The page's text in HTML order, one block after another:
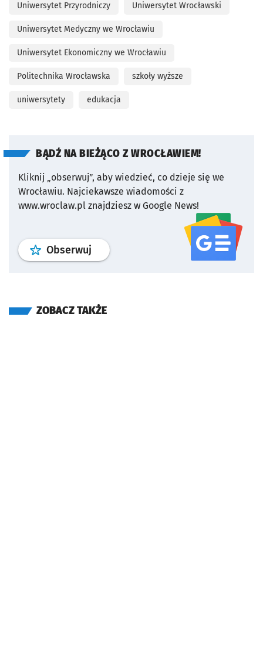
Uniwersytet Przyrodniczy Uniwersytet Wrocławski
Uniwersytet Medyczny we Wrocławiu
Uniwersytet Ekonomiczny we Wrocławiu
Politechnika Wrocławska szkoły wyższe
uniwersytety edukacja
BĄDŹ NA BIEŻĄCO Z WROCŁAWIEM!
Kliknij „obserwuj”, aby wiedzieć, co dzieje się we
Wrocławiu. Najciekawsze wiadomości z
www.wroclaw.pl znajdziesz w Google News!
Obserwuj profil serwisu
ZOBACZ TAKŻE